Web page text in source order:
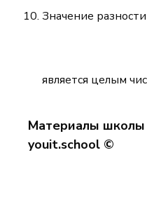
Значение разности
является целым
Материалы
youit.school ©